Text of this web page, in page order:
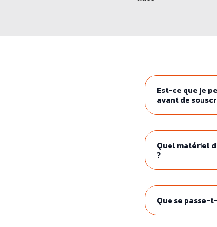
APPLI JOY
Est-ce que je
avant de
Quel matériel
?
Que se passe-